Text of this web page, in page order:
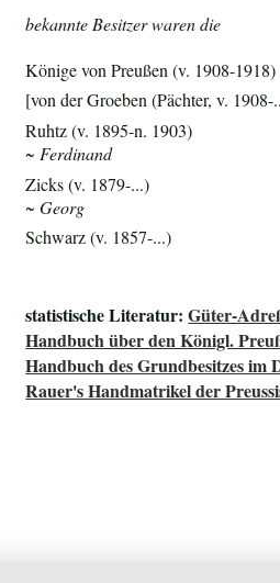
bekannte Besitzer waren die
Könige von Preußen (v. 1908-1918)
[von der Groeben (Pächter, v. 1908-
Ruhtz (v. 1895-n. 1903)
~ Ferdinand
Zicks (v. 1879-...)
~ Georg
Schwarz (v. 1857-...)
statistische Literatur:Güter-
Handbuch über den Königl.
Handbuch des Grundbesitzes im
Rauer's Handmatrikel der